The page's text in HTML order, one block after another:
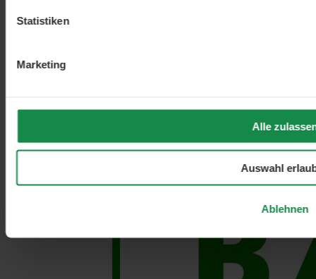
Statistiken
Marketing
Alle
Auswahl
Ablehnen